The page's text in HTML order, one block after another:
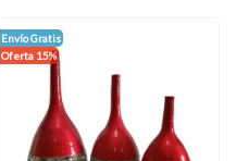
Envío Gratis
Oferta 15%